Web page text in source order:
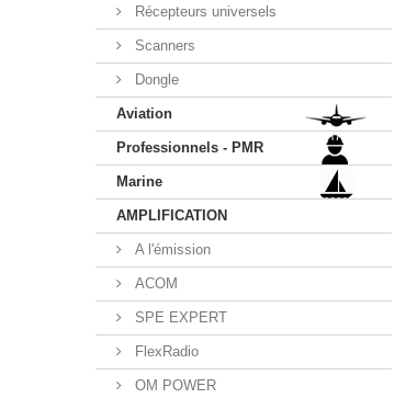
Récepteurs universels
Scanners
Dongle
Aviation
Professionnels - PMR
Marine
AMPLIFICATION
A l'émission
ACOM
SPE EXPERT
FlexRadio
OM POWER